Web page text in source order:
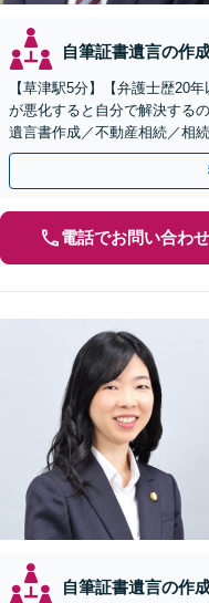
自筆証書遺言の作
【草津駅5分】【弁護士歴20
が悪化すると自分で解決する
遺言書作成／不動産相続／相
【相続・遺言に関する初回相
電話でお問い合わせ
自筆証書遺言の作